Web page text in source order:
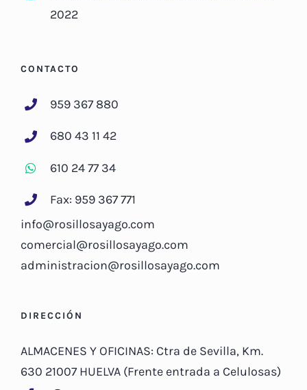
2022
CONTACTO
959 367 880
680 43 11 42
610 24 77 34
Fax: 959 367 771
info@rosillosayago.com
comercial@rosillosayago.com
administracion@rosillosayago.com
DIRECCIÓN
ALMACENES Y OFICINAS: Ctra de Sevilla, Km.
630 21007 HUELVA (Frente entrada a Celulosas)